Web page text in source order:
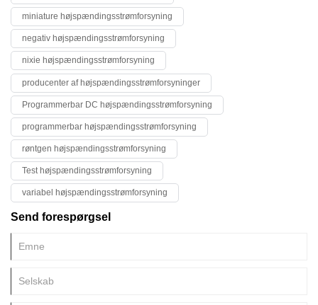
miniature højspændingsstrømforsyning
negativ højspændingsstrømforsyning
nixie højspændingsstrømforsyning
producenter af højspændingsstrømforsyninger
Programmerbar DC højspændingsstrømforsyning
programmerbar højspændingsstrømforsyning
røntgen højspændingsstrømforsyning
Test højspændingsstrømforsyning
variabel højspændingsstrømforsyning
Send forespørgsel